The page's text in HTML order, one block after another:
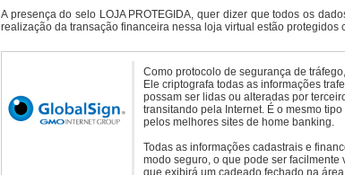
A presença do selo LOJA PROTEGIDA, quer dizer que todos os
realização da transação financeira nessa loja virtual estão protegidos
Como protocolo de segurança de
Ele criptografa todas as informações
possam ser lidas ou alteradas por
transitando pela Internet. É o mesmo
pelos melhores sites de home banking.
Todas as informações cadastrais e
modo seguro, o que pode ser facilmente
que exibirá um cadeado fechado na